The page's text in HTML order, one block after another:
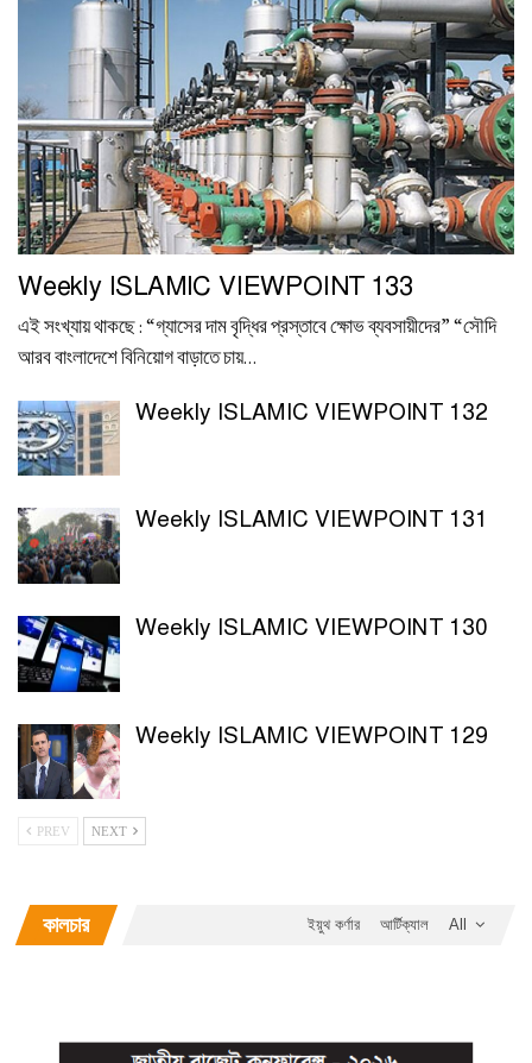
Weekly ISLAMIC VIEWPOINT 133
এই সংখ্যায় থাকছে : “গ্যাসের দাম বৃদ্ধির প্রস্তাবে ক্ষোভ ব্যবসায়ীদের” “সৌদি
আরব বাংলাদেশে বিনিয়োগ বাড়াতে চায়…
Weekly ISLAMIC VIEWPOINT 132
Weekly ISLAMIC VIEWPOINT 131
Weekly ISLAMIC VIEWPOINT 130
Weekly ISLAMIC VIEWPOINT 129
PREV NEXT
All
কালচার আর্টিক্যাল
ইয়ুথ কর্ণার